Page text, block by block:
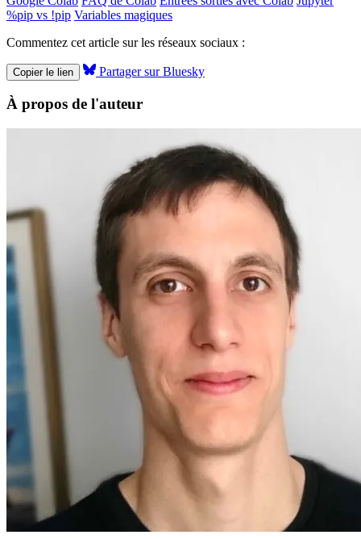
%pip vs !pip Variables magiques
Commentez cet article sur les réseaux sociaux :
Copier le lien Partager sur Bluesky
À propos de l'auteur